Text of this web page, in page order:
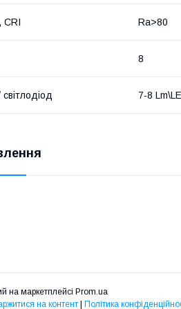
CRI Ra>80
8
7-8
на маркетплейсі Prom.ua
на контент | Політика